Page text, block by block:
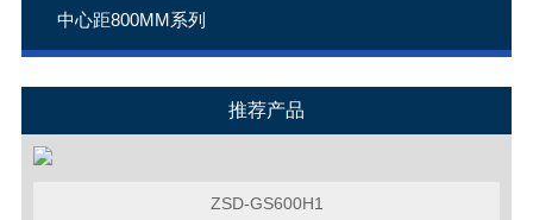
中心距800MM系列
推荐产品
ZSD-GS600H1